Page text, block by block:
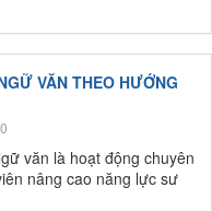
VĂN THEO HƯỚNG
0
văn là hoạt động chuyên
nâng cao năng lực sư